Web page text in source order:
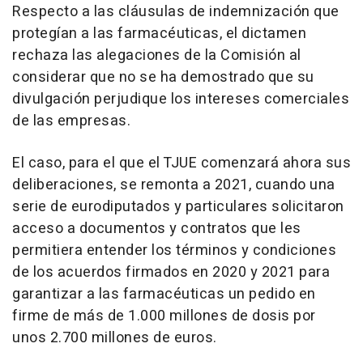
Respecto a las cláusulas de indemnización que
protegían a las farmacéuticas, el dictamen
rechaza las alegaciones de la Comisión al
considerar que no se ha demostrado que su
divulgación perjudique los intereses comerciales
de las empresas.
El caso, para el que el TJUE comenzará ahora sus
deliberaciones, se remonta a 2021, cuando una
serie de eurodiputados y particulares solicitaron
acceso a documentos y contratos que les
permitiera entender los términos y condiciones
de los acuerdos firmados en 2020 y 2021 para
garantizar a las farmacéuticas un pedido en
firme de más de 1.000 millones de dosis por
unos 2.700 millones de euros.